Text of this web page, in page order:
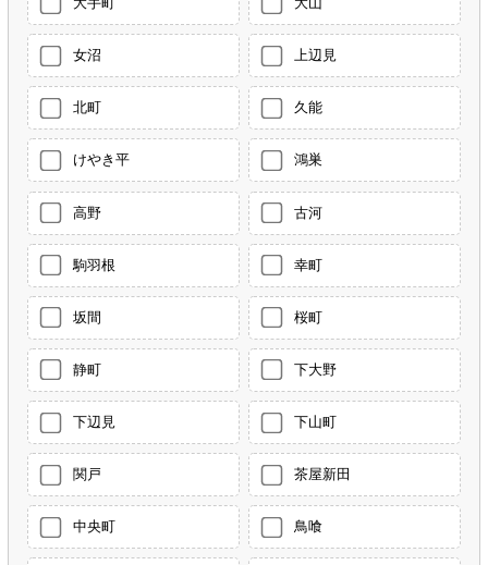
女沼 上辺見
北町 久能
けやき平 鴻巣
高野 古河
駒羽根 幸町
坂間 桜町
静町 下大野
下辺見 下山町
関戸 茶屋新田
中央町 鳥喰